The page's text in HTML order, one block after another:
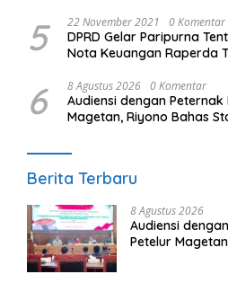
5 22 November 2021 0 Komentar
DPRD Gelar Paripurna
Nota Keuangan Raperda
6 8 Agustus 2026 0 Komentar
Audiensi dengan Peternak
Magetan, Riyono Bahas
Berita Terbaru
8 Agustus 2026
Audiensi
Petelur